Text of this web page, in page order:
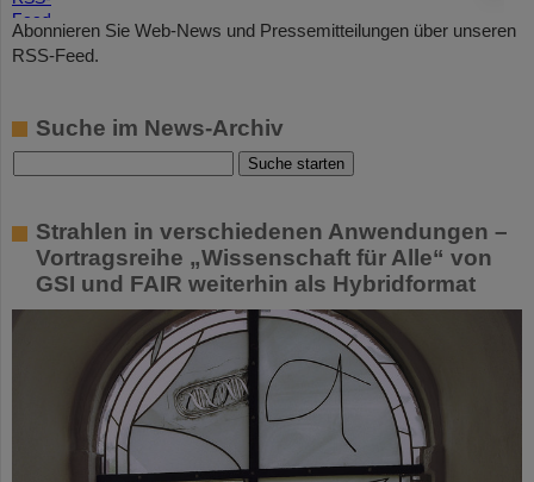
Abonnieren Sie Web-News und Pressemitteilungen über unseren
RSS-Feed.
Suche im News-Archiv
Strahlen in verschiedenen Anwendungen –
Vortragsreihe „Wissenschaft für Alle“ von
GSI und FAIR weiterhin als Hybridformat